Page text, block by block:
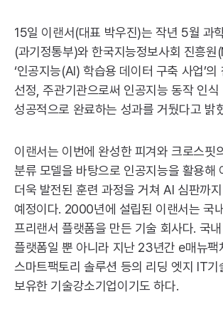
15일 이랜서(대표 박우진)는 작년 5월 과
(과기정통부)와 한국지능정보사회 진흥원
‘인공지능(AI) 학습용 데이터 구축 사업’의
선정, 주관기관으로써 인공지능 동작 인식
성공적으로 완료하는 성과를 거뒀다고 밝
이랜서는 이번에 완성한 피겨와 크로스핏
분류 모델을 바탕으로 인공지능을 활용해
더욱 발전된 훈련 과정을 거쳐 AI 심판까
예정이다. 2000년에 설립된 이랜서는 국
프리랜서 플랫폼을 만든 기술 회사다. 국
플랫폼일 뿐 아니라 지난 23년간 e매뉴팩
스마트팩토리 솔루션 등의 리딩 엣지 IT기
보유한 기술강소기업이기도 하다.